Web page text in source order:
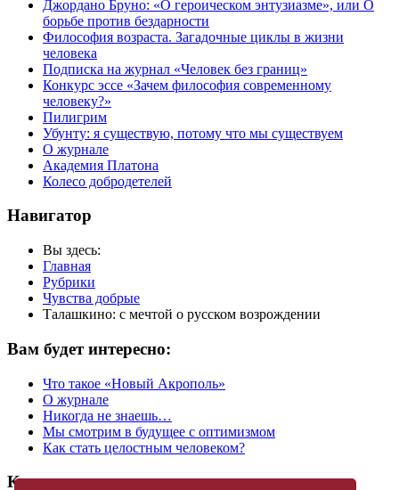
Джордано Бруно: «О героическом энтузиазме», или О
борьбе против бездарности
Философия возраста. Загадочные циклы в жизни
человека
Подписка на журнал «Человек без границ»
Конкурс эссе «Зачем философия современному
человеку?»
Пилигрим
Убунту: я существую, потому что мы существуем
О журнале
Академия Платона
Колесо добродетелей
Навигатор
Вы здесь:
Главная
Рубрики
Чувства добрые
Талашкино: с мечтой о русском возрождении
Вам будет интересно:
Что такое «Новый Акрополь»
О журнале
Никогда не знаешь…
Мы смотрим в будущее c оптимизмом
Как стать целостным человеком?
Купить журнал